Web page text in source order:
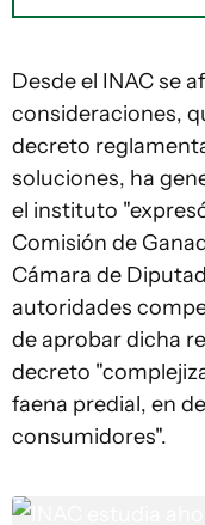
Desde el INAC se
consideraciones,
decreto
soluciones, ha
el instituto
Comisión de
Cámara de
autoridades
de aprobar dicha
decreto
faena predial, en
consumidores".